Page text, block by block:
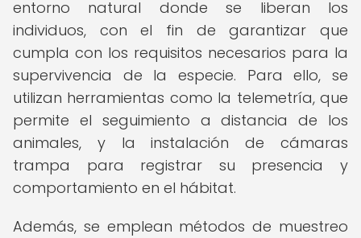
entorno natural donde se liberan los
individuos, con el fin de garantizar que
cumpla con los requisitos necesarios para la
supervivencia de la especie. Para ello, se
utilizan herramientas como la telemetría, que
permite el seguimiento a distancia de los
animales, y la instalación de cámaras
trampa para registrar su presencia y
comportamiento en el hábitat.
Además, se emplean métodos de muestreo